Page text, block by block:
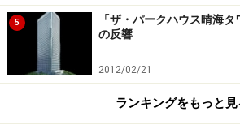
5
「ザ・パークハウス晴海
の反響
2012/02/21
ランキングをもっと見